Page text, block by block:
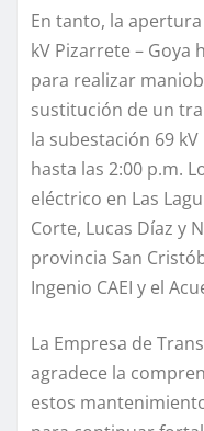
En tanto, la
kV Pizarrete – Goya
para realizar
sustitución de un
la subestación 69
hasta las 2:00 p.m.
eléctrico en Las
Corte, Lucas Díaz y
provincia San
Ingenio CAEI y el
La Empresa de
agradece la
estos